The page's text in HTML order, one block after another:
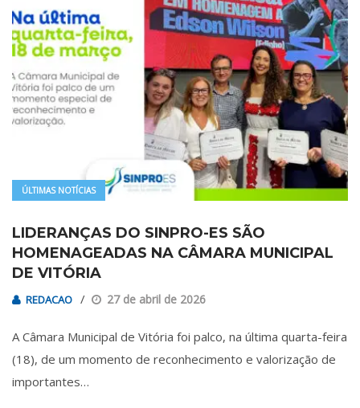
ÚLTIMAS NOTÍCIAS
LIDERANÇAS DO SINPRO-ES SÃO
HOMENAGEADAS NA CÂMARA MUNICIPAL
DE VITÓRIA
REDACAO 27 de abril de 2026
A Câmara Municipal de Vitória foi palco, na última quarta-feira
(18), de um momento de reconhecimento e valorização de
importantes…